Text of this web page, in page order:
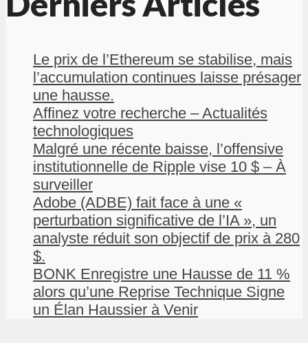
Le prix de l’Ethereum se stabilise, mais
l’accumulation continues laisse présager
une hausse.
Affinez votre recherche – Actualités
technologiques
Malgré une récente baisse, l’offensive
institutionnelle de Ripple vise 10 $ – À
surveiller
Adobe (ADBE) fait face à une «
perturbation significative de l’IA », un
analyste réduit son objectif de prix à 280
$.
BONK Enregistre une Hausse de 11 %
alors qu’une Reprise Technique Signe
un Élan Haussier à Venir